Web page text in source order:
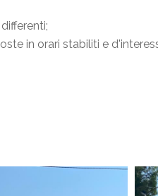
in orari stabiliti e